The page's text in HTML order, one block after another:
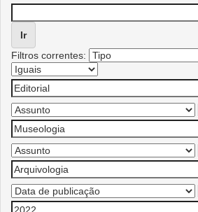
Filtros correntes: